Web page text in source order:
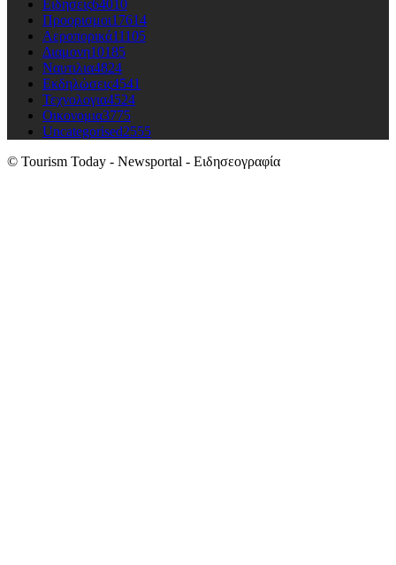
Ειδησεις64010
Προορισμοι17614
Αεροπορικά11105
Διαμονη10185
Ναυτιλια4824
Εκδηλώσεις4541
Τεχνολογια4524
Οικονομια3775
Uncategorised2555
© Tourism Today - Newsportal - Ειδησεογραφία